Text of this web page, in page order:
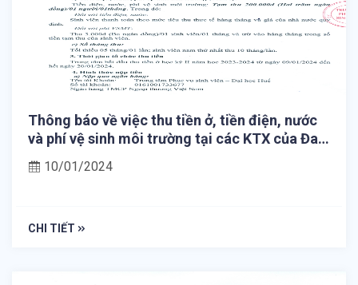
Thông báo về việc thu tiền ở, tiền điện, nước
và phí vệ sinh môi trường tại các KTX của Đai
học Huế học kỳ II, năm học 2023-2024
10/01/2024
CHI TIẾT